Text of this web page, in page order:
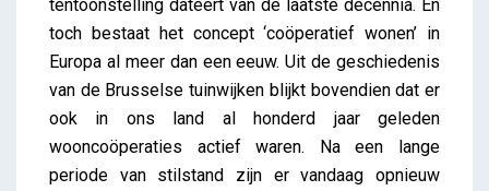
tentoonstelling dateert van de laatste decennia. En
toch bestaat het concept ‘coöperatief wonen’ in
Europa al meer dan een eeuw. Uit de geschiedenis
van de Brusselse tuinwijken blijkt bovendien dat er
ook in ons land al honderd jaar geleden
wooncoöperaties actief waren. Na een lange
periode van stilstand zijn er vandaag opnieuw